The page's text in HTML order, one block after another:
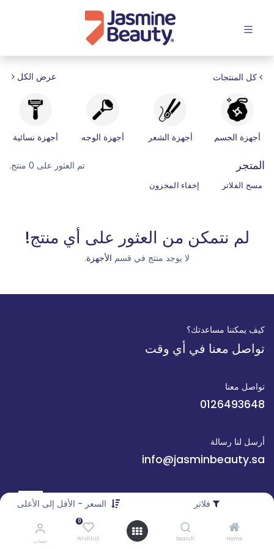
فلاتر السعر - الأقل إلى الأعلى
Home
Search
0
Wishlist حساب
كل المنتجات عرض الكل
أجهزة الجسم أجهزة الشعر أجهزة الوجه أجهزة نسائية
المتجر تم العثور على 0 منتج.
مسح الفلاتر إخفاء المخزون
لم نتمكن من العثور على أي منتج!
لا يوجد منتج في قسم الأجهزة.
كيف يمكننا مساعدتك؟
تواصل معنا في أي وقت
تواصل معنا
0126493648
أرسل لنا رسالة
info@jasminbeauty.sa